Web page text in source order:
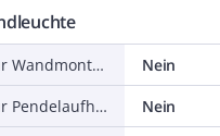
Geeignet für Wandmontage
Nein
Geeignet für Pendelaufhängung
Nein